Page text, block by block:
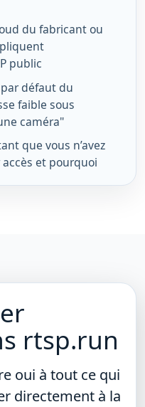
du fabricant ou
public
défaut du
faible sous
caméra"
que vous n’avez
et pourquoi
rtsp.run
oui à tout ce qui
directement à la